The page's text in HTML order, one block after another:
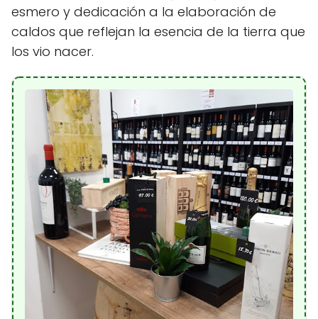
esmero y dedicación a la elaboración de
caldos que reflejan la esencia de la tierra que
los vio nacer.